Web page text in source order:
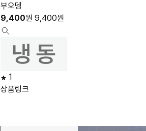
부오뎅
9,400원 9,400원
1
상품링크